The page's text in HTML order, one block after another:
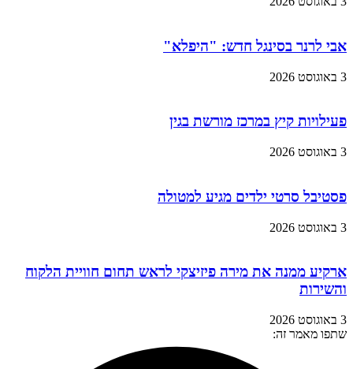
אבי לרנר בסינגל חדש: "היפלא"
3 באוגוסט 2026
פעילויות קיץ במרכז מורשת בגין
3 באוגוסט 2026
פסטיבל סרטי ילדים מגיע למטולה
3 באוגוסט 2026
ארקיע ממנה את מירה פיזיצקי לראש תחום חוויית הלקוח
והשירות
3 באוגוסט 2026
שתפו מאמר זה: